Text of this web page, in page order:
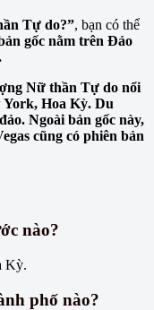
Tự do?”, bạn có thể
gốc nằm trên Đảo
Nữ thần Tự do nổi
Hoa Kỳ. Du
Ngoài bản gốc này,
cũng có phiên bản
nào?
Kỳ.
phố nào?